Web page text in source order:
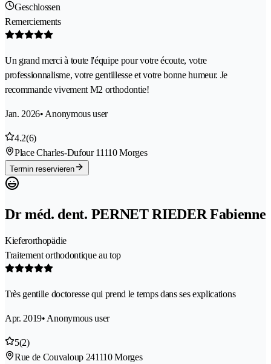
Geschlossen
Remerciements
Un grand merci à toute l'équipe pour votre écoute, votre
professionnalisme, votre gentillesse et votre bonne humeur. Je
recommande vivement M2 orthodontie!
Jan. 2026• Anonymous user
4.2(6)
Place Charles-Dufour 11110 Morges
Termin reservieren
Dr méd. dent. PERNET RIEDER Fabienne
Kieferorthopädie
Traitement orthodontique au top
Très gentille doctoresse qui prend le temps dans ses explications
Apr. 2019• Anonymous user
5(2)
Rue de Couvaloup 241110 Morges